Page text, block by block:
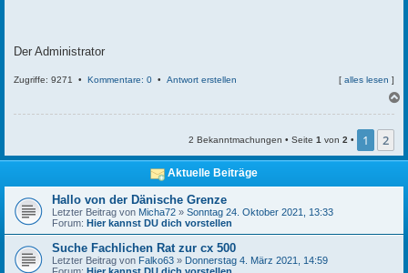
Der Administrator
Zugriffe: 9271 • Kommentare: 0 • Antwort erstellen [ alles lesen ]
b
n
2 Bekanntmachungen • Seite 1 von 2 • 1 2
Aktuelle Beiträge
Hallo von der Dänische Grenze
Letzter Beitrag von Micha72 » Sonntag 24. Oktober 2021, 13:33
Forum: Hier kannst DU dich vorstellen
Suche Fachlichen Rat zur cx 500
Letzter Beitrag von Falko63 » Donnerstag 4. März 2021, 14:59